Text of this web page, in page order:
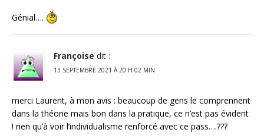
Génial….
Françoise dit :
13 SEPTEMBRE 2021 À 20 H 02 MIN
merci Laurent, à mon avis : beaucoup de gens le comprennent
dans la théorie mais bon dans la pratique, ce n’est pas évident
! rien qu’à voir l’individualisme renforcé avec ce pass….???